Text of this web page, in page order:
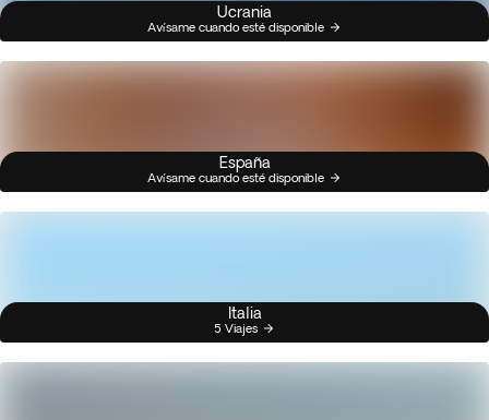
Ucrania
Avísame cuando esté disponible
España
Avísame cuando esté disponible
Italia
5 Viajes